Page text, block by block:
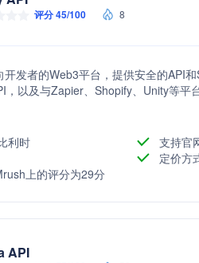
评分 45/100 8
开发者的Web3平台，提供安全的API
，以及与Zapier、Shopify、Unity等平
利时
支持官
定价方
上的评分为29分
API